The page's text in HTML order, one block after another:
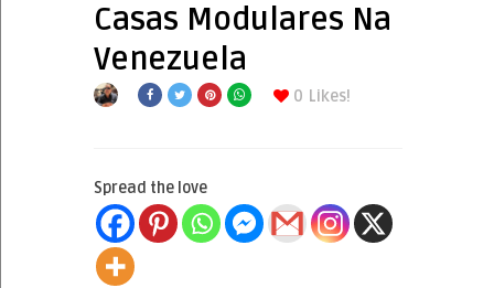
Casas Modulares Na
Venezuela
0 Likes!
Spread the love